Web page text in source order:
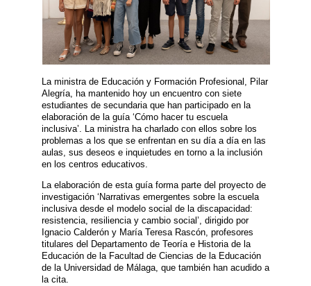
La ministra de Educación y Formación Profesional, Pilar
Alegría, ha mantenido hoy un encuentro con siete
estudiantes de secundaria que han participado en la
elaboración de la guía ‘Cómo hacer tu escuela
inclusiva’. La ministra ha charlado con ellos sobre los
problemas a los que se enfrentan en su día a día en las
aulas, sus deseos e inquietudes en torno a la inclusión
en los centros educativos.
La elaboración de esta guía forma parte del proyecto de
investigación ‘Narrativas emergentes sobre la escuela
inclusiva desde el modelo social de la discapacidad:
resistencia, resiliencia y cambio social’, dirigido por
Ignacio Calderón y María Teresa Rascón, profesores
titulares del Departamento de Teoría e Historia de la
Educación de la Facultad de Ciencias de la Educación
de la Universidad de Málaga, que también han acudido a
la cita.